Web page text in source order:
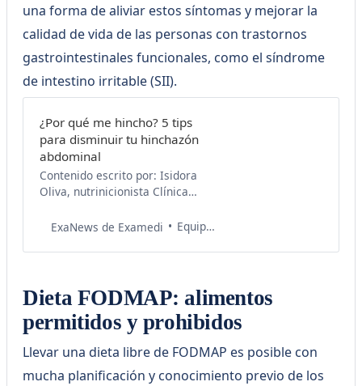
una forma de aliviar estos síntomas y mejorar la
calidad de vida de las personas con trastornos
gastrointestinales funcionales, como el síndrome
de intestino irritable (SII).
¿Por qué me hincho? 5 tips
para disminuir tu hinchazón
abdominal
Contenido escrito por: Isidora
Oliva, nutrinicionista Clínica
nta.isidoraoliva@gmail.com ¿Eres
parte de La Consulta Médica de
claridad y consejos médicos
confiables para mejorar la vida
de cientos de personas.
a laconsulta@examedi.com
ExaNews de Examedi Equipo de Salud Examedi
Dieta FODMAP: alimentos
permitidos y prohibidos
Llevar una dieta libre de FODMAP es posible con
mucha planificación y conocimiento previo de los